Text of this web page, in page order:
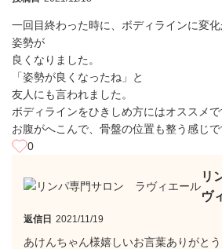
一回目終わった時に、ボディラインに変
姿勢が
良くなりました。
「姿勢が良くなったね」と
友人にも言われました。
ボディラインをひきしめ方にはオススメで
お腹がへこんで、骨盤の位置も整う感じで
0
リ
ヴ
返信日 2021/11/19
あけんちゃん様嬉しいお言葉ありがと